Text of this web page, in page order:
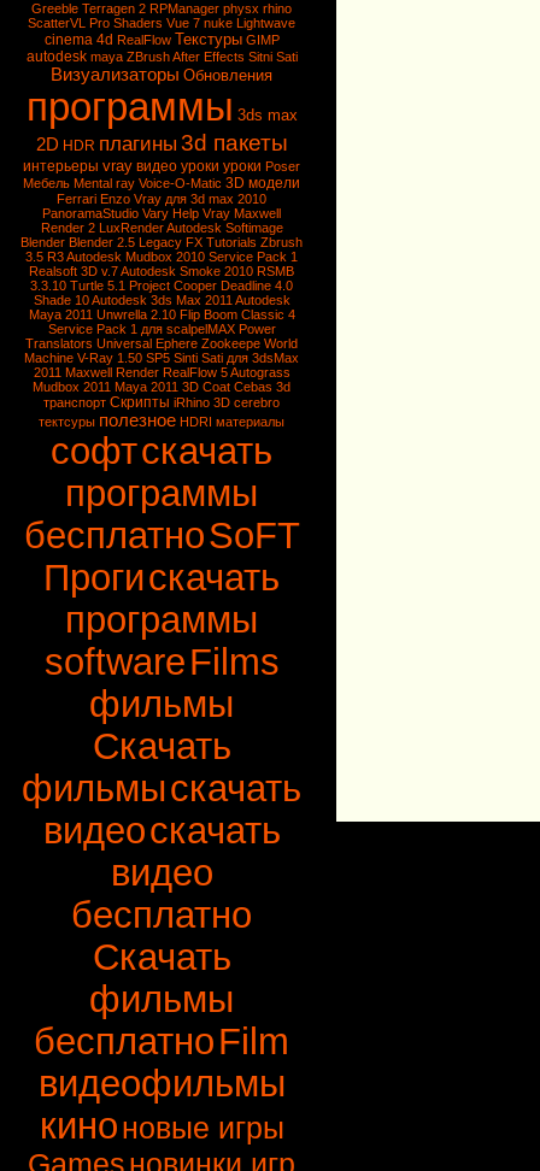
Greeble Terragen 2 RPManager physx rhino
ScatterVL Pro Shaders Vue 7 nuke Lightwave
cinema 4d RealFlow Текстуры GIMP
autodesk maya ZBrushAfter Effects Sitni Sati
Визуализаторы Обновления
программы 3ds max
2D HDR плагины 3d пакеты
интерьеры vray видео уроки уроки Poser
Мебель Mental ray Voice-O-Matic 3D модели
Ferrari Enzo Vray для 3d max 2010
PanoramaStudio Vary Help Vray Maxwell
Render 2 LuxRenderAutodesk Softimage
Blender Blender 2.5 Legacy FX Tutorials Zbrush
3.5 R3 Autodesk Mudbox 2010 Service Pack 1
Realsoft 3D v.7 Autodesk Smoke 2010 RSMB
3.3.10 Turtle 5.1 Project Cooper Deadline 4.0
Shade 10Autodesk 3ds Max 2011 Autodesk
Maya 2011 Unwrella 2.10 Flip Boom Classic 4
Service Pack 1 для scalpelMAX Power
Translators Universal Ephere Zookeepe World
Machine V-Ray 1.50 SP5 Sinti Sati для 3dsMax
2011 Maxwell Render RealFlow 5Autograss
Mudbox 2011 Maya 2011 3D Coat Cebas 3d
транспорт Скрипты iRhino 3D cerebro
тектсуры полезное HDRI материалы
софтскачать
программы
бесплатноSoFT
Прогискачать
программы
softwareFilms
фильмы
Скачать
фильмыскачать
видеоскачать
видео
бесплатно
Скачать
фильмы
бесплатноFilm
видеофильмы
киноновые игры
Gamesновинки игр